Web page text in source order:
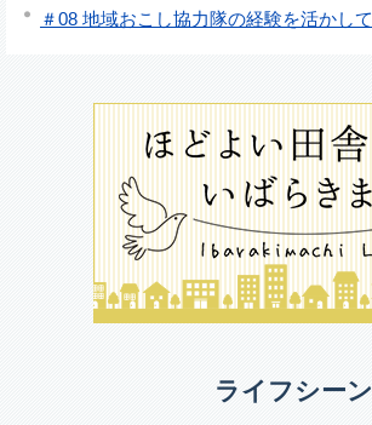
＃08 地域おこし協力隊の経験を活かして
ライフシーン